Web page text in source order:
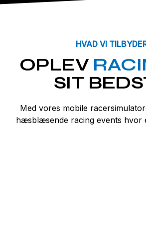
HVAD VI
OPLEV
SIT
Med vores mobile
hæsblæsende racing events hvor